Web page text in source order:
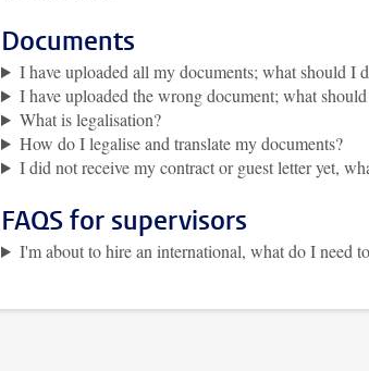
Documents
I have uploaded all my documents; what should I
I have uploaded the wrong document; what
What is legalisation?
How do I legalise and translate my documents?
I did not receive my contract or guest letter yet,
FAQS for supervisors
I'm about to hire an international, what do I need